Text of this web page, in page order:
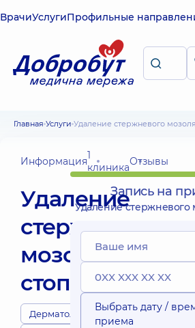
ВрачиУслугиПрофильные
Главная Услуги Удаление стержневого
Информация1
клиникаОтзывы
Удаление
стержневого
мозоля
стопы
Дерматологи
Запись на
Удаление стержневого
Выбрать дату /
приема